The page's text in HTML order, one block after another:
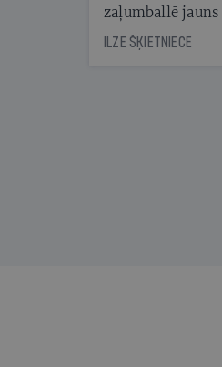
zaļumballē
nonācis cietumā,
cienījams
ILZE ŠĶIETNIECE